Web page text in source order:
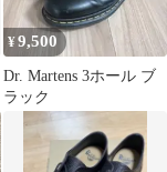
¥9,500
Dr. Martens 3ホール ブ
ラック